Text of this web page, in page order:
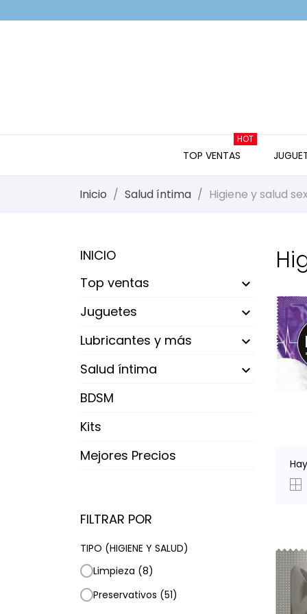
TOP VENTAS
HOT
Inicio Salud íntima Higiene y salud
INICIO
Top ventas

Juguetes 
Lubricantes y más 
Salud íntima 
BDSM
Kits
Mejores Precios
FILTRAR POR
TIPO (HIGIENE Y SALUD)
Limpieza (8)
Preservativos (51)